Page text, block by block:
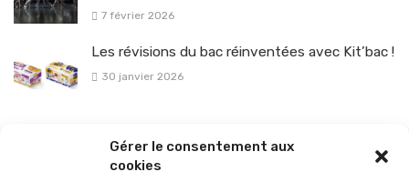
Gérer le consentement aux
cookies
7 février 2026
Les révisions du bac réinventées avec Kit’bac !
30 janvier 2026